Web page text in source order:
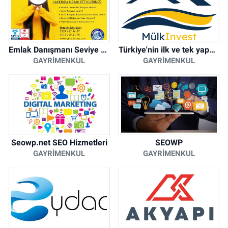
Emlak Danışmanı Seviye 5 Mesleki Yeterlilik Belgesi
GAYRIMENKUL
Türkiye'nin ilk ve tek yapay zeka destekli arsa ilan platformu
GAYRIMENKUL
Seowp.net SEO Hizmetleri
GAYRIMENKUL
SEOWP
GAYRIMENKUL